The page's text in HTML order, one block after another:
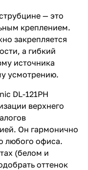
— это
креплением.
закрепляется
а гибкий
источника
усмотрению.
DL-121PH
верхнего
Он гармонично
любого офиса.
(белом и
оттенок